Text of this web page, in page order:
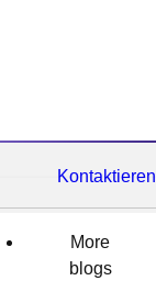
Kontaktieren
More
blogs